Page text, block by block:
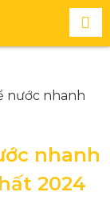
nước nhanh
nhanh
2024